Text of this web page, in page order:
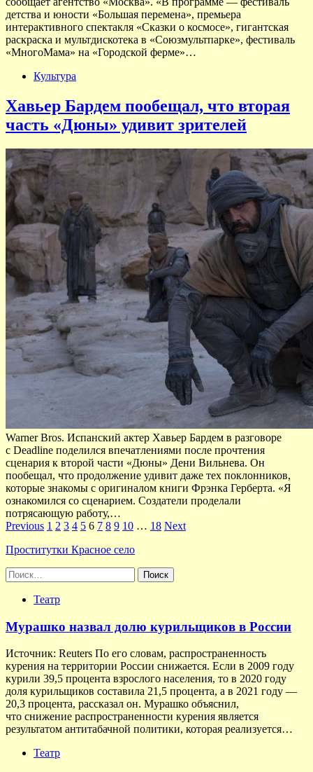
детства и юности «Большая перемена», премьера
интерактивного спектакля «Сказки о космосе», гигантская
раскраска и мультдискотека в «Союзмультпарке», фестиваль
«МногоМама» на «Городской ферме»…
Культура
Хавьер Бардем пообещал, что вторая
часть «Дюны» удивит зрителей
Warner Bros. Испанский актер Хавьер Бардем в разговоре
с Deadline поделился впечатлениями после прочтения
сценария к второй части «Дюны» Дени Вильнева. Он
пообещал, что продолжение удивит даже тех поклонников,
которые знакомы с оригиналом книги Фрэнка Герберта. «Я
ознакомился со сценарием. Создатели проделали
потрясающую работу,…
Пагинация
записей
Previous 1 2 3 4 5 6 7 8 9 10 … 18 Next
Проститутки Красное село
Найти:
Театр
Мурашко назвал долю курильщиков в России
Источник: Reuters По его словам, распространенность
курения на территории России снижается. Если в 2009 году
курили 39,5 процента взрослого населения, то в 2020 году
доля курильщиков составила 21,5 процента, а в 2021 году —
20,3 процента, рассказал он. Мурашко объяснил,
что снижение распространенности курения является
результатом антитабачной политики, которая реализуется…
Театр